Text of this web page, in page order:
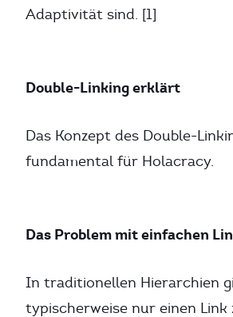
Adaptivität sind. [1]
Double-Linking erklärt
Das Konzept des Double-
fundamental für Holacracy.
Das Problem mit einfachen
In traditionellen Hierarchien
typischerweise nur einen Link